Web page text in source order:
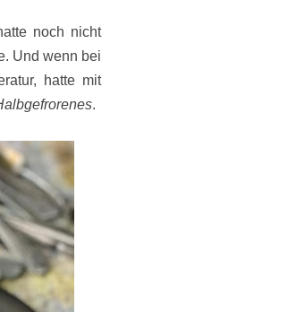
noch nicht
Und wenn bei
hatte mit
.